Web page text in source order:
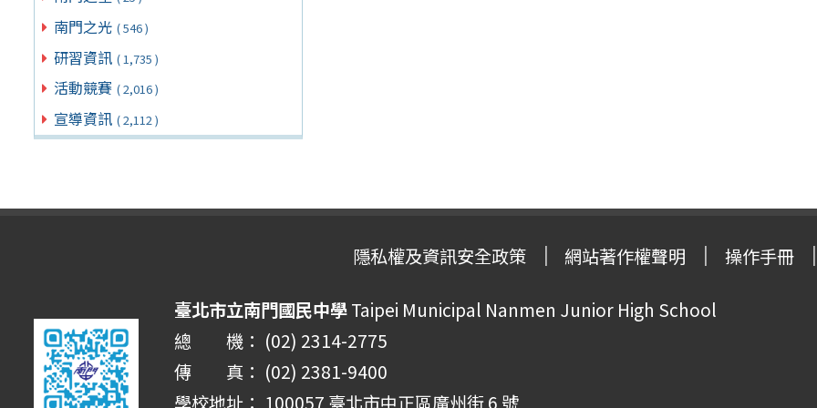
南門之光 ( 546 )
研習資訊 ( 1,735 )
活動競賽 ( 2,016 )
宣導資訊 ( 2,112 )
隱私權及資訊安全政策 網站著作權聲明 操作手冊
臺北市立南門國民中學Taipei Municipal Nanmen Junior High School
總 機： (02) 2314-2775
傳 真： (02) 2381-9400
學校地址： 100057 臺北市中正區廣州街 6 號